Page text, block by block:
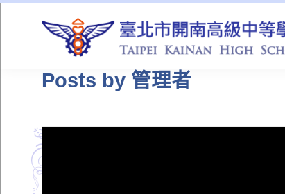
QUICK LINKS
Posts by 管理者